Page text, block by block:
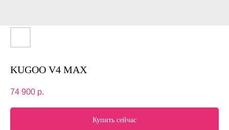
KUGOO V4 MAX
74 900 р.
Купить сейчас